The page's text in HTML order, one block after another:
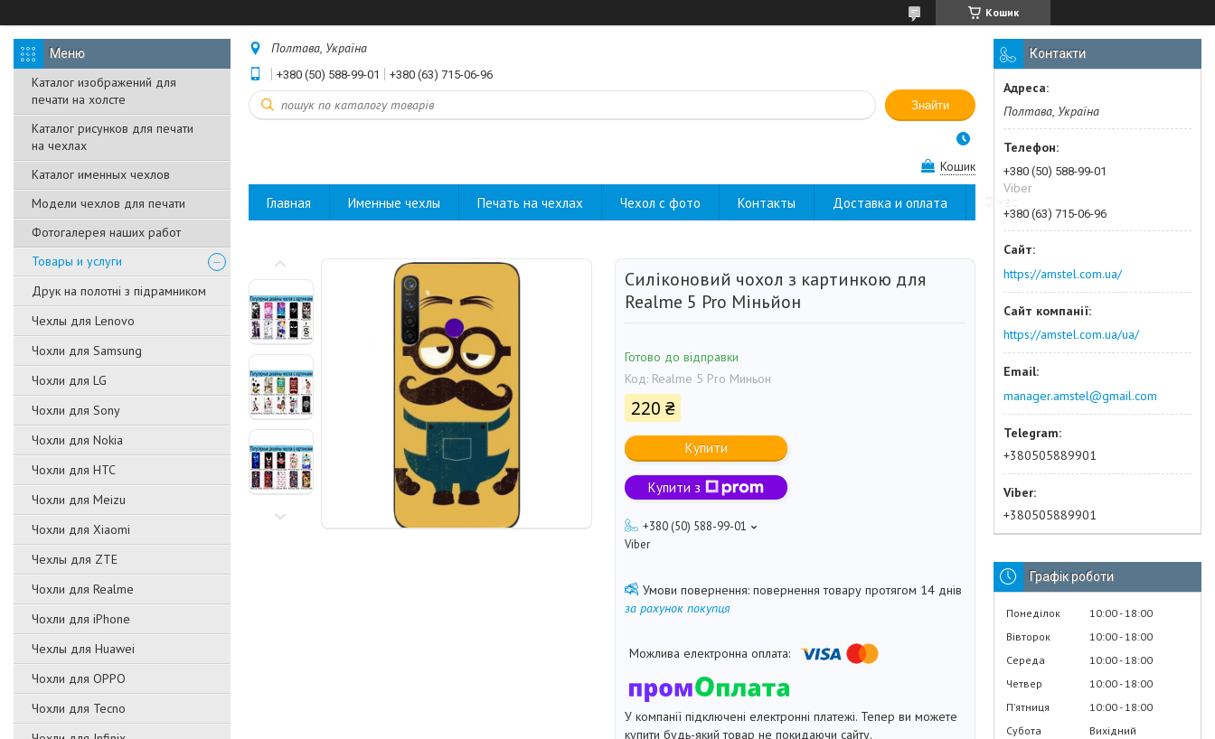
Кошик
Каталог изображений для
печати на холсте
Каталог рисунков для печати
на чехлах
Каталог именных чехлов
Модели чехлов для печати
Фотогалерея наших работ
Товары и услуги
Друк на полотні з підрамником
Чехлы для Lenovo
Чохли для Samsung
Чохли для LG
Чохли для Sony
Чохли для Nokia
Чохли для HTC
Чохли для Meizu
Чохли для Xiaomi
Чехлы для ZTE
Чохли для Realme
Чохли для iPhone
Чехлы для Huawei
Чохли для OPPO
Чохли для Tecno
Полтава, Україна
+380 (50) 588-99-01 +380 (63) 715-06-96
Знайти
Кошик
Главная Именные чехлы Печать на чехлах Чехол с фото Контакты Доставка и оплата О нас
Силіконовий чохол з картинкою для
Realme 5 Pro Міньйон
Готово до відправки
Код: Realme 5 Pro Миньон
220 ₴
Купити
Купити з
+380 (50) 588-99-01
Viber
повернення товару протягом 14 днів
за рахунок покупця
У компанії підключені електронні платежі. Тепер ви можете
купити будь-який товар не покидаючи сайту.
Контакти
Полтава, Україна
+380 (50) 588-99-01
Viber
+380 (63) 715-06-96
https://amstel.com.ua/
https://amstel.com.ua/ua/
manager.amstel@gmail.com
+380505889901
+380505889901
Графік роботи
Понеділок 10:00 18:00
Вівторок
10:00 18:00
Середа
10:00 18:00
Четвер
10:00 18:00
Пʼятниця
10:00 18:00
Субота
Вихідний